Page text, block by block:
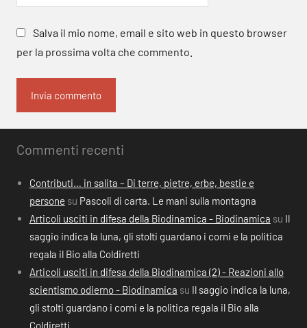
Salva il mio nome, email e sito web in questo browser
per la prossima volta che commento.
Commenti recenti
Contributi… in salita – Di terre, pietre, erbe, bestie e
persone su Pascoli di carta. Le mani sulla montagna
Articoli usciti in difesa della Biodinamica - Biodinamica su Il
saggio indica la luna, gli stolti guardano i corni e la politica
regala il Bio alla Coldiretti
Articoli usciti in difesa della Biodinamica (2) - Reazioni allo
scientismo odierno - Biodinamica su Il saggio indica la luna,
gli stolti guardano i corni e la politica regala il Bio alla
Coldiretti